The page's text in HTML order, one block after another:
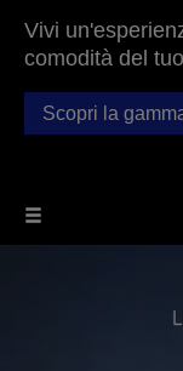
Vivi
comodità del
Scopri la